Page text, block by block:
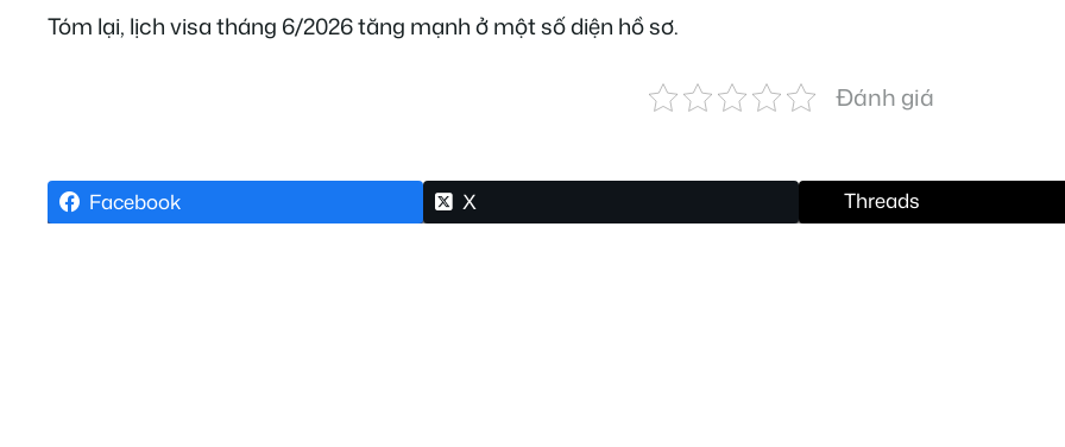
Tóm lại, lịch visa tháng 6/2026 tăng mạnh ở một số diện hồ sơ.
Đánh giá
Facebook X Threads